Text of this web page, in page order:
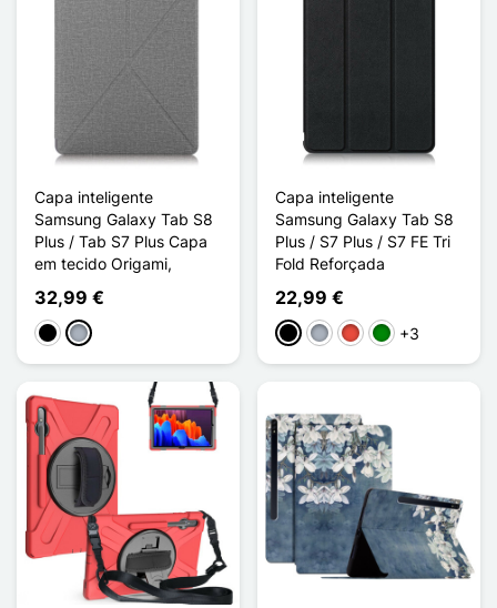
Capa inteligente
Samsung Galaxy Tab S8
Plus / Tab S7 Plus Capa
em tecido Origami,
32,99 €
PretoCinzento
Capa inteligente
Samsung Galaxy Tab S8
Plus / S7 Plus / S7 FE Tri
Fold Reforçada
22,99 €
PretoCinzentoVermelho
Verde
+3